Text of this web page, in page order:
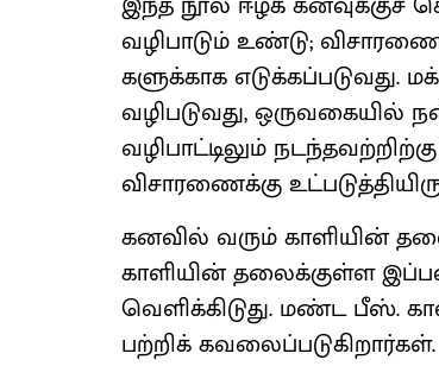
வழிபாடும் உண்டு;
களுக்காக
வழிபடுவது,
வழிபாட்​டிலும்
விசாரணைக்கு
கனவில் வரும் காளியின்
காளியின் தலைக்​குள்ள
வெளிக்​கிடுது. மண்ட பீஸ்.
பற்றிக் கவலைப்​படு​கிறார்கள்.